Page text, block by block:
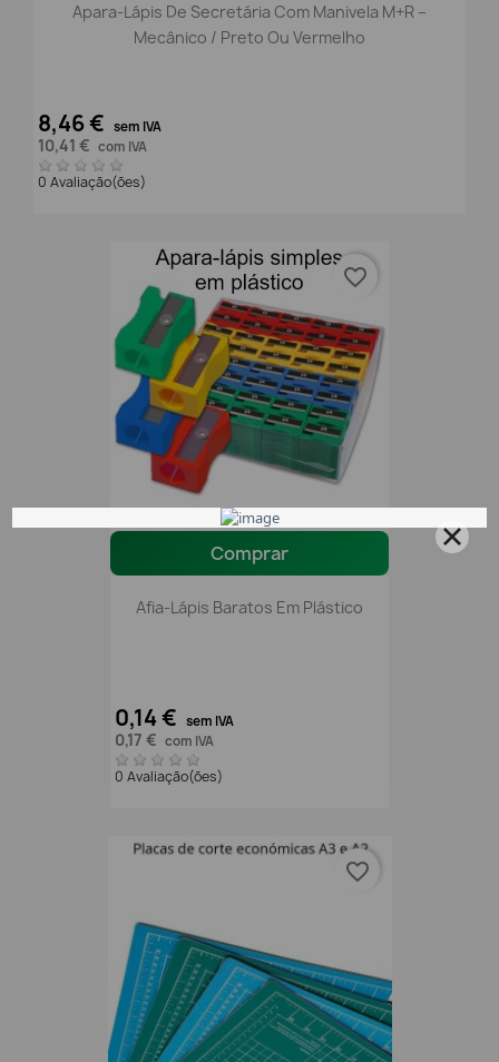
Apara-Lápis De Secretária Com Manivela M+R –
Mecânico / Preto Ou Vermelho
8,46 € sem IVA
10,41 € com IVA
0 Avaliação(ões)
Comprar
Afia-Lápis Baratos Em Plástico
0,14 € sem IVA
0,17 € com IVA
0 Avaliação(ões)
favorite_border
favorite_border